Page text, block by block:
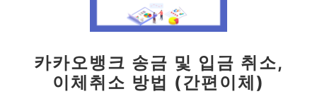
카카오뱅크 송금 및 입금 취소,
이체취소 방법 (간편이체)